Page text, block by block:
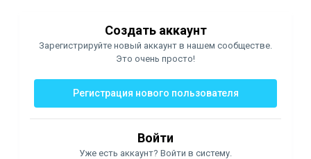
Создать аккаунт
Зарегистрируйте новый аккаунт в нашем сообществе.
Это очень просто!
Регистрация нового пользователя
Войти
Уже есть аккаунт? Войти в систему.